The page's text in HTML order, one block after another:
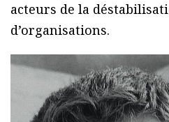
acteurs de la
d’organisations.